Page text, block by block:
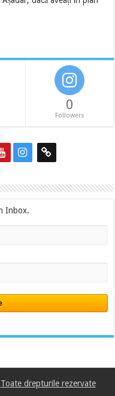
0
Followers
Inbox.
Toate drepturile rezervate